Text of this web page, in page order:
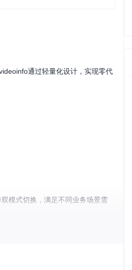
通过轻量化设计，实现零代
模式切换，满足不同业务场景需